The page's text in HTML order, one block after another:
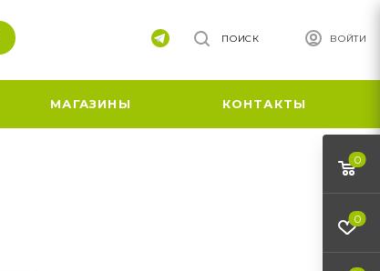
ВОЙТИ
ПОИСК
МАГАЗИНЫ КОНТАКТЫ
0
0